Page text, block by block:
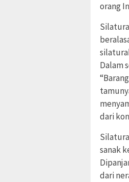
orang
Dalam
dari
sanak
dari